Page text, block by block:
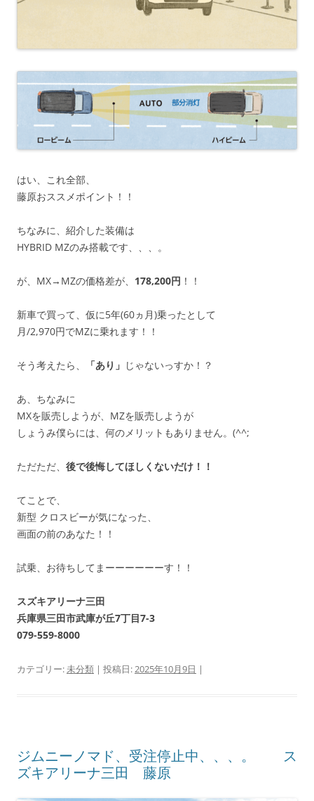
はい、これ全部、
藤原おススメポイント！！
ちなみに、紹介した装備は
HYBRID MZのみ搭載です、、、。
が、MX→MZの価格差が、 178,200円 ！！
新車で買って、仮に5年(60ヵ月)乗ったとして
月/2,970円でMZに乗れます！！
そう考えたら、 「あり」 じゃないっすか！？
あ、ちなみに
MXを販売しようが、MZを販売しようが
しょうみ僕らには、何のメリットもありません。(^^;
ただただ、 後で後悔してほしくないだけ！！
てことで、
新型 クロスビーが気になった、
画面の前のあなた！！
試乗、お待ちしてまーーーーーーす！！
スズキアリーナ三田
兵庫県三田市武庫が丘7丁目7-3
079-559-8000
カテゴリー:未分類 | 投稿日:2025年10月9日 |
ジムニーノマド、受注停止中、、、。 ス
ズキアリーナ三田 藤原